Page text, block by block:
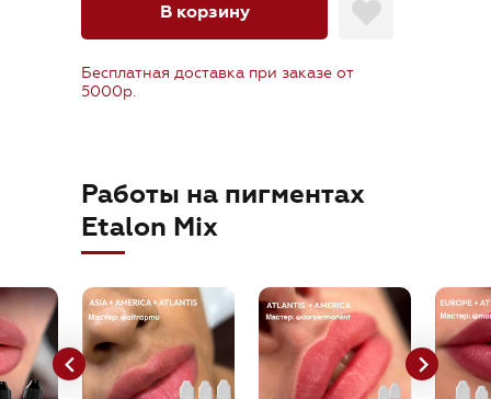
+7 (800) 707-50-92
В корзину
Бесплатная доставка при заказе от
5000р.
Работы на пигментах
Etalon Mix